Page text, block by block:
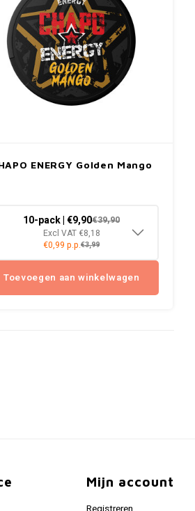
ENERGY Golden Mango
10-pack | €9,90€39,90
Excl VAT €8,18
€0,99 p.p.€3,99
Toevoegen aan winkelwagen
Mijn account